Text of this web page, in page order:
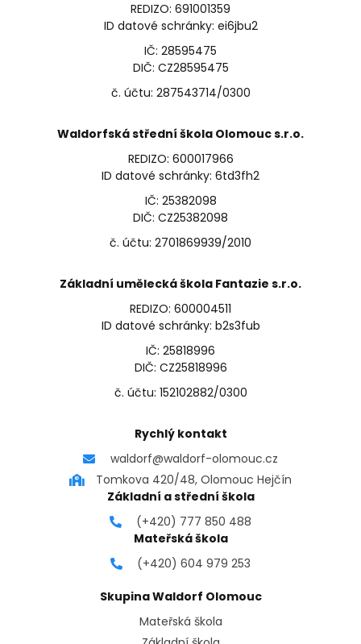
REDIZO: 691001359
ID datové schránky: ei6jbu2
IČ: 28595475
DIČ: CZ28595475
č. účtu: 287543714/0300
Waldorfská střední škola Olomouc s.r.o.
REDIZO: 600017966
ID datové schránky: 6td3fh2
IČ: 25382098
DIČ: CZ25382098
č. účtu: 2701869939/2010
Základní umělecká škola Fantazie s.r.o.
REDIZO: 600004511
ID datové schránky: b2s3fub
IČ: 25818996
DIČ: CZ25818996
č. účtu: 152102882/0300
Rychlý kontakt
waldorf@waldorf-olomouc.cz
Tomkova 420/48, Olomouc Hejčín
Základní a střední škola
(+420) 777 850 488
Mateřská škola
(+420) 604 979 253
Skupina Waldorf Olomouc
Mateřská škola